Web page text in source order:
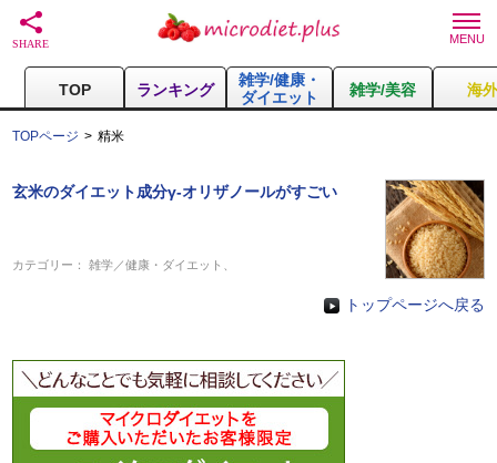
TOP ランキング
雑学/健康・
ダイエット
雑学/美容 海
TOPページ 精米
玄米のダイエット成分γ-オリザノールがすごい
カテゴリー：雑学／健康・ダイエット
トップページへ戻る